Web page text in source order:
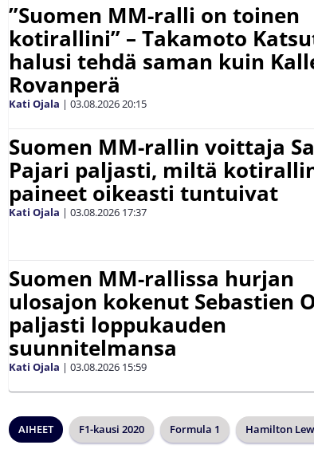
”Suomen MM-ralli on toinen
kotirallini” – Takamoto
halusi tehdä saman kuin
Rovanperä
Kati Ojala | 03.08.202620:15
Suomen MM-rallin voittaja
Pajari paljasti, miltä
paineet oikeasti tuntuivat
Kati Ojala | 03.08.2026 17:37
Suomen MM-rallissa hurjan
ulosajon kokenut Sebastien
paljasti loppukauden
suunnitelmansa
Kati Ojala | 03.08.2026 15:59
AIHEET F1-kausi 2020 Formula 1 Hamilton